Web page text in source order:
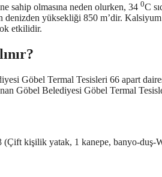
sahip olmasına neden olurken, 34 0C
denizden yüksekliği 850 m’dir.
etkilidir.
Göbel Termal Tesisleri 66 apart
Göbel Belediyesi Göbel Termal
(Çift kişilik yatak, 1 kanepe, banyo-